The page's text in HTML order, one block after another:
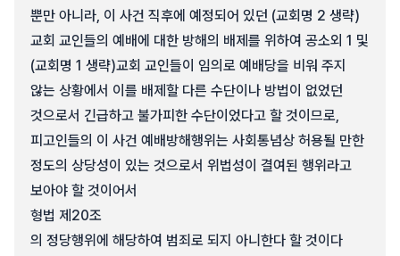
뿐만 아니라, 이 사건 직후에 예정되어 있던 (교회명 2 생략)
교회 교인들의 예배에 대한 방해의 배제를 위하여 공소외 1 및
(교회명 1 생략)교회 교인들이 임의로 예배당을 비워 주지
않는 상황에서 이를 배제할 다른 수단이나 방법이 없었던
것으로서 긴급하고 불가피한 수단이었다고 할 것이므로,
피고인들의 이 사건 예배방해행위는 사회통념상 허용될 만한
정도의 상당성이 있는 것으로서 위법성이 결여된 행위라고
보아야 할 것이어서
형법 제20조
의 정당행위에 해당하여 범죄로 되지 아니한다 할 것이다